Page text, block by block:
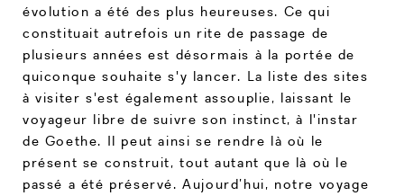
évolution a été des plus heureuses. Ce qui
constituait autrefois un rite de passage de
plusieurs années est désormais à la portée de
quiconque souhaite s'y lancer. La liste des sites
à visiter s'est également assouplie, laissant le
voyageur libre de suivre son instinct, à l'instar
de Goethe. Il peut ainsi se rendre là où le
présent se construit, tout autant que là où le
passé a été préservé. Aujourd’hui, notre voyage